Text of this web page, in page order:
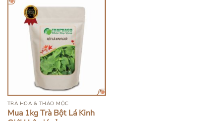
TRÀ HOA & THẢO MỘC
Mua 1kg Trà Bột Lá Kinh